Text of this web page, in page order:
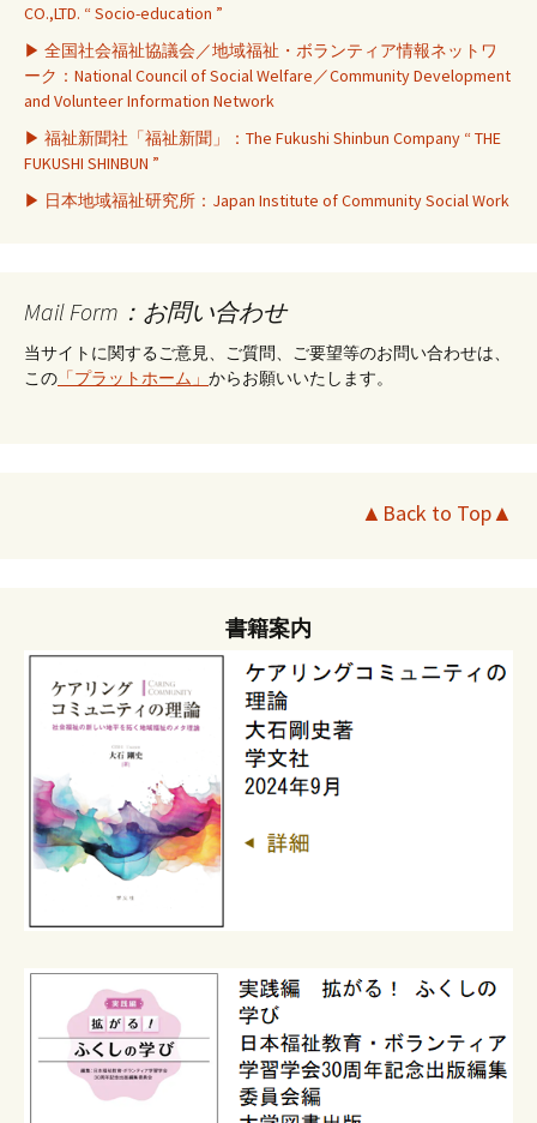
CO.,LTD. “ Socio-education ”
▶ 全国社会福祉協議会／地域福祉・ボランティア情報ネットワ
ーク：National Council of Social Welfare／Community Development
and Volunteer Information Network
▶ 福祉新聞社「福祉新聞」：The Fukushi Shinbun Company “ THE
FUKUSHI SHINBUN ”
▶ 日本地域福祉研究所：Japan Institute of Community Social Work
Mail Form：お問い合わせ
当サイトに関するご意見、ご質問、ご要望等のお問い合わせは、
この 「プラットホーム」 からお願いいたします。
▲Back to Top▲
書籍案内